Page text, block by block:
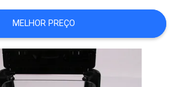
MELHOR PREÇO